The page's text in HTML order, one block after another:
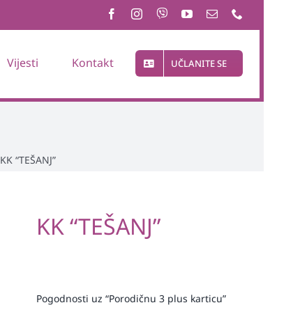
Vijesti Kontakt UČLANITE SE
KK “TEŠANJ”
KK “TEŠANJ”
Pogodnosti uz “Porodičnu 3 plus karticu”